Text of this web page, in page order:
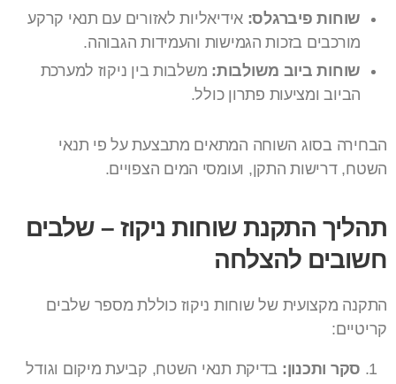
שוחות פיברגלס: אידיאליות לאזורים עם תנאי קרקע
מורכבים בזכות הגמישות והעמידות הגבוהה.
שוחות ביוב משולבות: משלבות בין ניקוז למערכת
הביוב ומציעות פתרון כולל.
הבחירה בסוג השוחה המתאים מתבצעת על פי תנאי
השטח, דרישות התקן, ועומסי המים הצפויים.
תהליך התקנת שוחות ניקוז – שלבים
חשובים להצלחה
התקנה מקצועית של שוחות ניקוז כוללת מספר שלבים
קריטיים:
סקר ותכנון: בדיקת תנאי השטח, קביעת מיקום וגודל